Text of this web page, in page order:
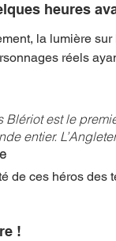
heures
la lumière
réels
Blériot est le
entier.
de ces héros
!